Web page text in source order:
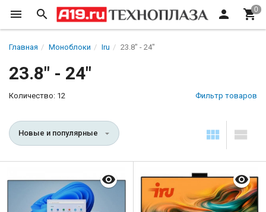
Главная Моноблоки Iru 23.8" - 24"
23.8" - 24"
Количество: 12 Фильтр товаров
Новые и популярные